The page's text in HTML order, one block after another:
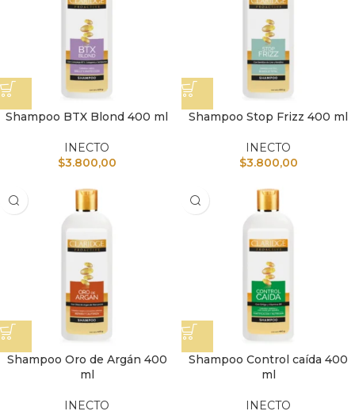
Shampoo BTX Blond 400 ml
INECTO
$3.800,00
Shampoo Stop Frizz 400 ml
INECTO
$3.800,00
Shampoo Oro de Argán 400
ml
INECTO
Shampoo Control caída 400
ml
INECTO